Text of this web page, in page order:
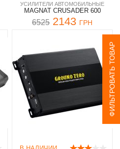
ФИЛЬТРОВАТЬ ТОВАР
УСИЛИТЕЛИ АВТОМОБИЛЬНЫЕ
MAGNAT CRUSADER 600
6525 2143 ГРН